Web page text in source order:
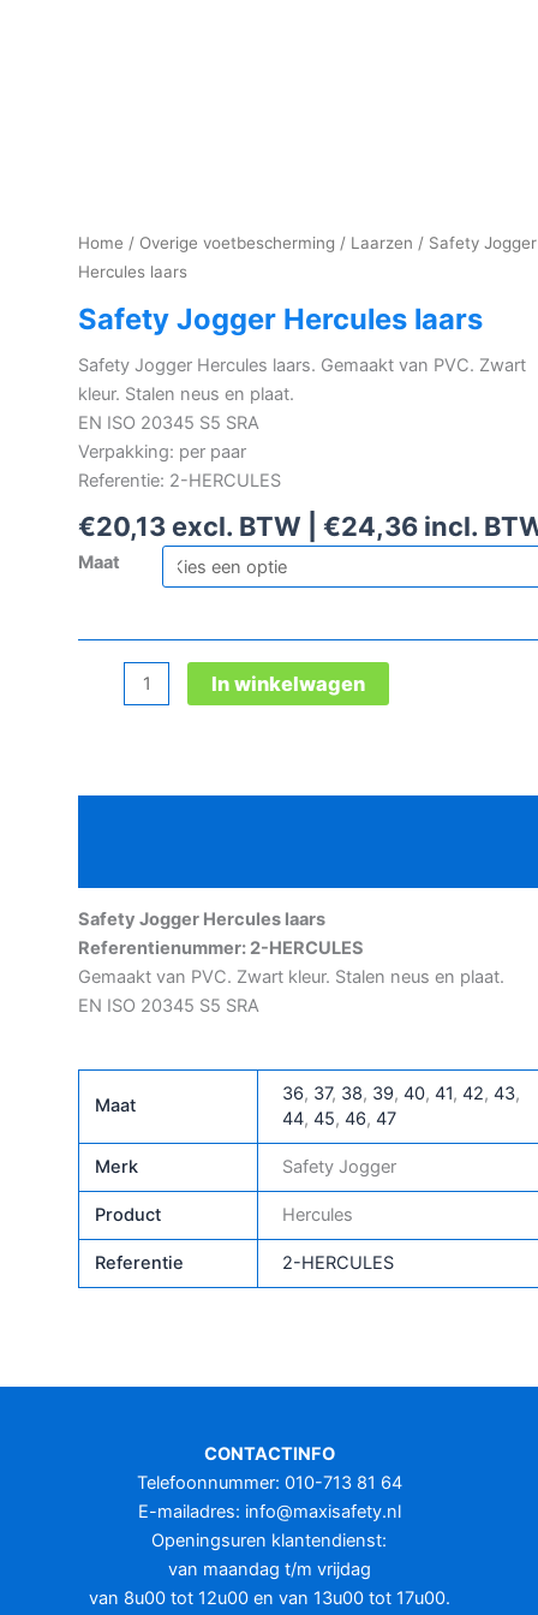
Home / Overige voetbescherming / Laarzen / Safety Jogger
Hercules laars
Safety Jogger Hercules laars
Safety Jogger Hercules laars. Gemaakt van PVC. Zwart
kleur. Stalen neus en plaat.
EN ISO 20345 S5 SRA
Verpakking: per paar
Referentie: 2-HERCULES
€20,13 excl. BTW | €24,36 incl.
Maat
Jogger
aantal
In winkelwagen
Safety Jogger Hercules laars
Referentienummer: 2-HERCULES
Gemaakt van PVC. Zwart kleur. Stalen neus en plaat.
EN ISO 20345 S5 SRA
Maat
36, 37, 38, 39, 40, 41, 42, 43,
44, 45, 46, 47
Merk Safety Jogger
Product Hercules
Referentie 2-HERCULES
CONTACTINFO
Telefoonnummer: 010-713 81 64
E-mailadres: info@maxisafety.nl
Openingsuren klantendienst:
van maandag t/m vrijdag
van 8u00 tot 12u00 en van 13u00 tot 17u00.